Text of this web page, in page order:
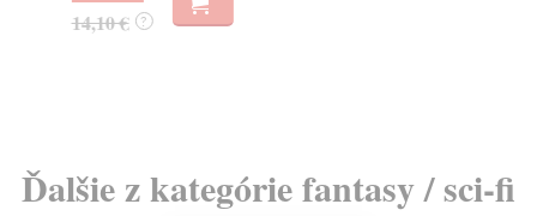
14,10 € ?
Ďalšie z kategórie fantasy / sci-fi